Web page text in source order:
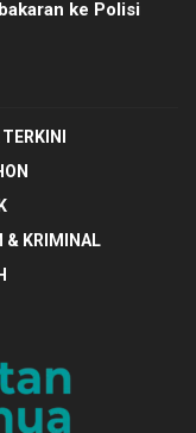
ke Polisi
& KRIMINAL